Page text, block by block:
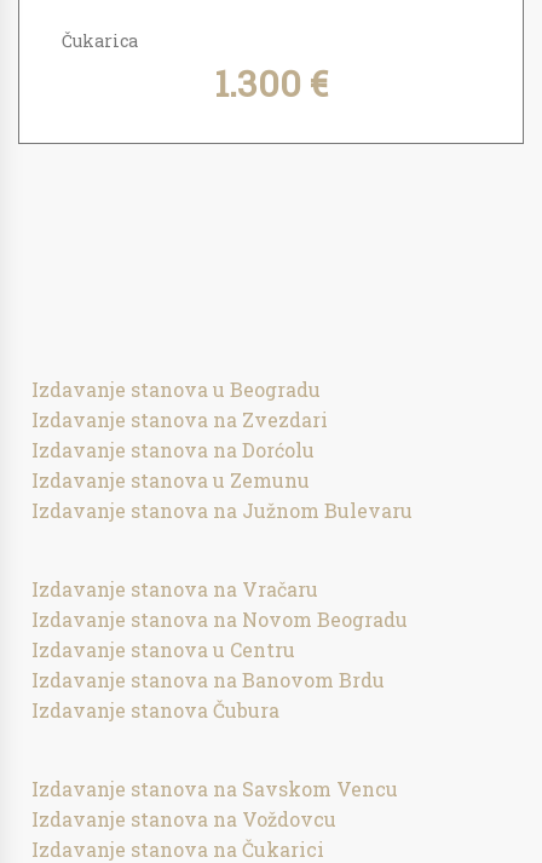
Čukarica
1.300 €
Izdavanje stanova u Beogradu
Izdavanje stanova na Zvezdari
Izdavanje stanova na Dorćolu
Izdavanje stanova u Zemunu
Izdavanje stanova na Južnom Bulevaru
Izdavanje stanova na Vračaru
Izdavanje stanova na Novom Beogradu
Izdavanje stanova u Centru
Izdavanje stanova na Banovom Brdu
Izdavanje stanova Čubura
Izdavanje stanova na Savskom Vencu
Izdavanje stanova na Voždovcu
Izdavanje stanova na Čukarici